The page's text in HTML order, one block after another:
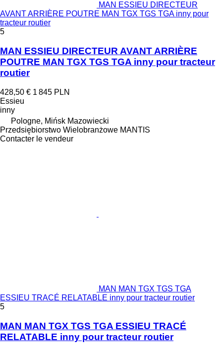
MAN ESSIEU DIRECTEUR
AVANT ARRIÈRE POUTRE MAN TGX TGS TGA inny pour
tracteur routier
5
MAN ESSIEU DIRECTEUR AVANT ARRIÈRE
POUTRE MAN TGX TGS TGA inny pour tracteur
routier
428,50 € 1 845 PLN
Essieu
inny
Pologne, Mińsk Mazowiecki
Przedsiębiorstwo Wielobranżowe MANTIS
Contacter le vendeur
MAN MAN TGX TGS TGA
ESSIEU TRACÉ RELATABLE inny pour tracteur routier
5
MAN MAN TGX TGS TGA ESSIEU TRACÉ
RELATABLE inny pour tracteur routier